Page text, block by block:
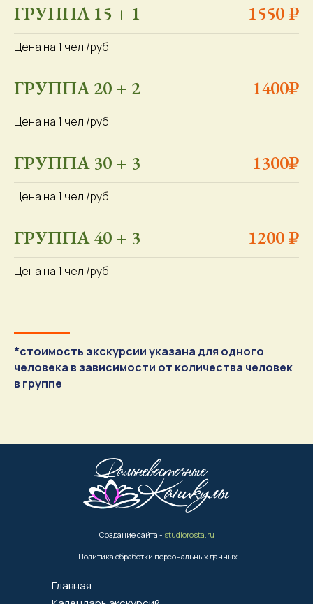
ГРУППА 15 + 1 1550 ₽
Цена на 1 чел./руб.
ГРУППА 20 + 2 1400₽
Цена на 1 чел./руб.
ГРУППА 30 + 3 1300₽
Цена на 1 чел./руб.
ГРУППА 40 + 3 1200 ₽
Цена на 1 чел./руб.
*стоимость экскурсии указана для одного
человека в зависимости от количества человек
в группе
Политика обработки персональных данных
Создание сайта - studiorosta.ru
Главная